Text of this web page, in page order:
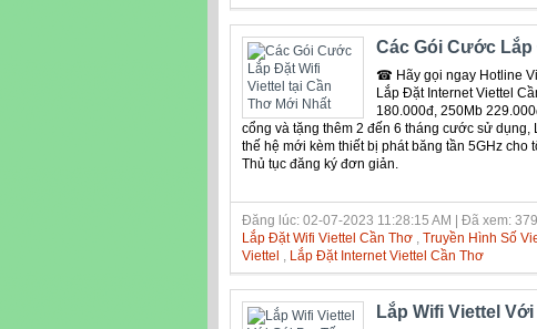
Các Gói Cước Lắp
☎ Hãy gọi ngay Hotline
Lắp Đặt Internet Viettel
180.000đ, 250Mb
cổng và tặng thêm 2 đến 6 tháng cước sử
thế hệ mới kèm thiết bị phát băng tần 5GHz
Thủ tục đăng ký đơn giản.
Đăng lúc: 02-07-2023 11:28:15 AM | Đã xem:
Lắp Đặt Wifi Viettel Cần Thơ
Truyền Hình Số
Viettel
Lắp Đặt Internet Viettel Cần Thơ
Lắp Wifi Viettel